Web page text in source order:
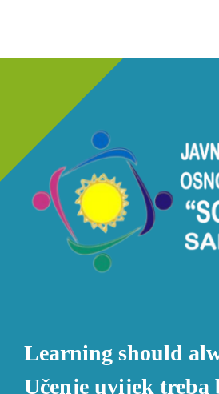
Learning should
Učenje uvijek treba